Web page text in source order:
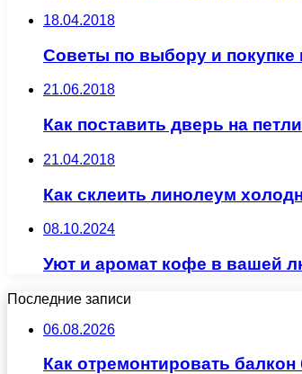
18.04.2018
Советы по выбору и покупке
21.06.2018
Как поставить дверь на петли
21.04.2018
Как склеить линолеум
08.10.2024
Уют и аромат кофе в вашей
Последние записи
06.08.2026
Как отремонтировать